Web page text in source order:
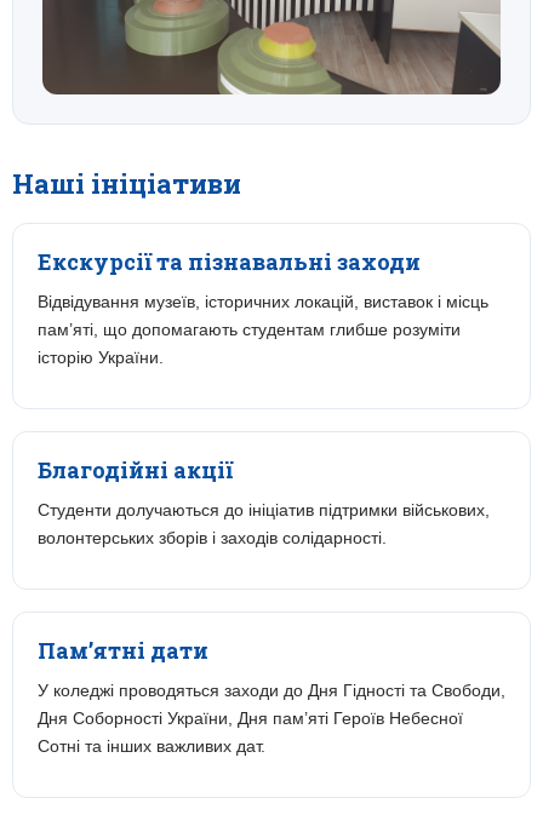
Наші ініціативи
Екскурсії та пізнавальні заходи
Відвідування музеїв, історичних локацій, виставок і місць
пам’яті, що допомагають студентам глибше розуміти
історію України.
Благодійні акції
Студенти долучаються до ініціатив підтримки військових,
волонтерських зборів і заходів солідарності.
Пам’ятні дати
У коледжі проводяться заходи до Дня Гідності та Свободи,
Дня Соборності України, Дня пам’яті Героїв Небесної
Сотні та інших важливих дат.